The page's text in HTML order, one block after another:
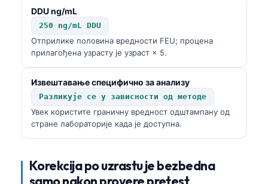
DDU ng/mL
250 ng/mL DDU
Отприлике половина вредности FEU; процена
прилагођена узрасту је узраст × 5.
Извештавање специфично за анализу
Разликује се у зависности од методе
Увек користите граничну вредност одштампану од
стране лабораторије када је доступна.
Korekcija po uzrastu je bezbedna
samo nakon provere pretest